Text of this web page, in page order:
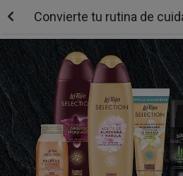
Convierte tu rutina de